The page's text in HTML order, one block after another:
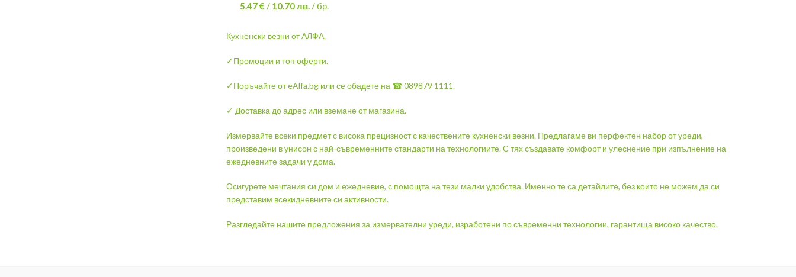
5.47 € / 10.70лв./ бр.
Кухненски везни от АЛФА.
✓Промоции и топ оферти.
✓Поръчайте от eAlfa.bg или се обадете на ☎ 089879 1111.
✓ Доставка до адрес или вземане от магазина.
Измервайте всеки предмет с висока прецизност с качествените кухненски везни. Предлагаме ви перфектен набор от уреди,
произведени в унисон с най-съвременните стандарти на технологиите. С тях създавате комфорт и улеснение при изпълнение на
ежедневните задачи у дома.
Осигурете мечтания си дом и ежедневие, с помощта на тези малки удобства. Именно те са детайлите, без които не можем да си
представим всекидневните си активности.
Разгледайте нашите предложения за измервателни уреди, изработени по съвременни технологии, гарантища високо качество.